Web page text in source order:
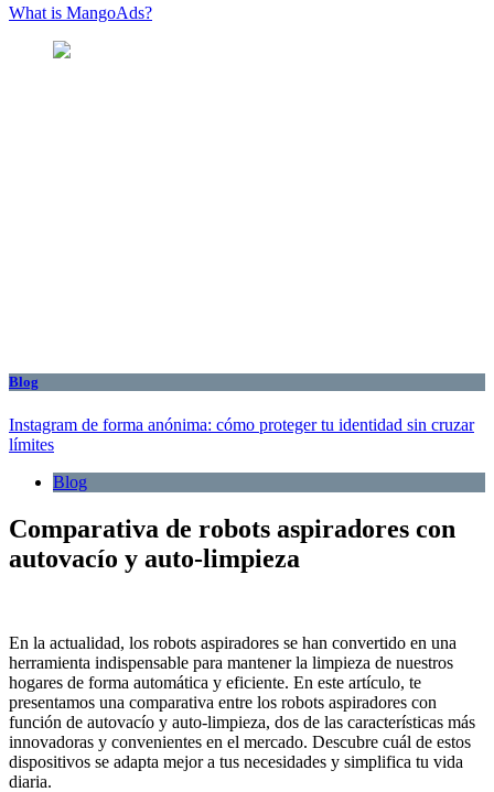
What is MangoAds?
Blog
Instagram de forma anónima: cómo proteger tu identidad sin cruzar
límites
Blog
Comparativa de robots aspiradores con
autovacío y auto-limpieza
En la actualidad, los robots aspiradores se han convertido en una
herramienta indispensable para mantener la limpieza de nuestros
hogares de forma automática y eficiente. En este artículo, te
presentamos una comparativa entre los robots aspiradores con
función de autovacío y auto-limpieza, dos de las características más
innovadoras y convenientes en el mercado. Descubre cuál de estos
dispositivos se adapta mejor a tus necesidades y simplifica tu vida
diaria.